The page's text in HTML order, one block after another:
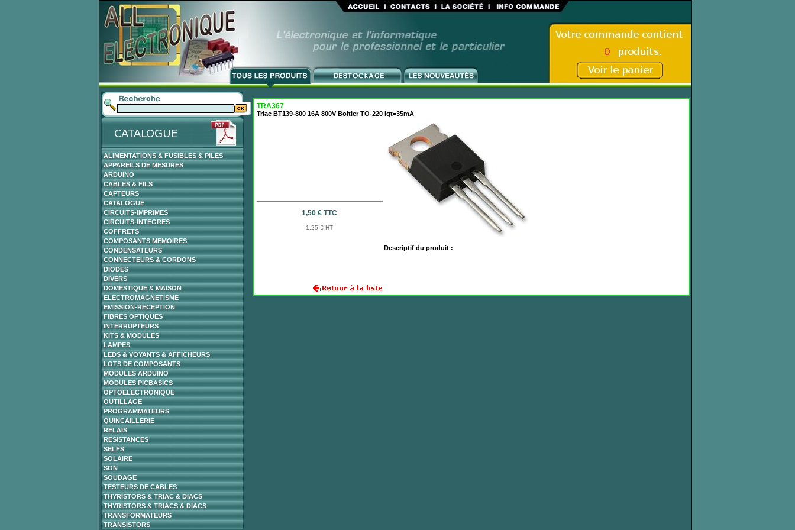
ALIMENTATIONS & FUSIBLES & PILES
APPAREILS DE MESURES
ARDUINO
CABLES & FILS
CAPTEURS
CATALOGUE
CIRCUITS-IMPRIMES
CIRCUITS-INTEGRES
COFFRETS
COMPOSANTS MEMOIRES
CONDENSATEURS
CONNECTEURS & CORDONS
DIODES
DIVERS
DOMESTIQUE & MAISON
ELECTROMAGNETISME
EMISSION-RECEPTION
FIBRES OPTIQUES
INTERRUPTEURS
KITS & MODULES
LAMPES
LEDS & VOYANTS & AFFICHEURS
LOTS DE COMPOSANTS
MODULES ARDUINO
MODULES PICBASICS
OPTOELECTRONIQUE
OUTILLAGE
PROGRAMMATEURS
QUINCAILLERIE
RELAIS
RESISTANCES
SELFS
SOLAIRE
SON
SOUDAGE
TESTEURS DE CABLES
THYRISTORS & TRIAC & DIACS
THYRISTORS & TRIACS & DIACS
TRANSFORMATEURS
TRANSISTORS
TRA367
Triac BT139-800 16A 800V Boitier TO-220 lgt=35mA
1,50 € TTC
1,25 € HT
Descriptif du produit :